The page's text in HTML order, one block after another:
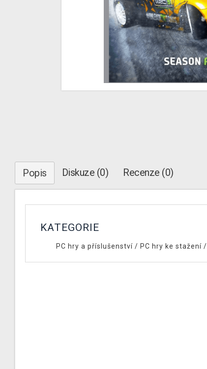
Popis Diskuze (0) Recenze (0)
KATEGORIE
PC hry a příslušenství/ PC hry ke stažení/